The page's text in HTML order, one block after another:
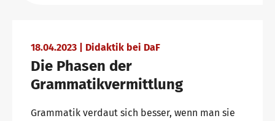
18.04.2023 | Didaktik bei DaF
Die Phasen der
Grammatikvermittlung
Grammatik verdaut sich besser, wenn man sie